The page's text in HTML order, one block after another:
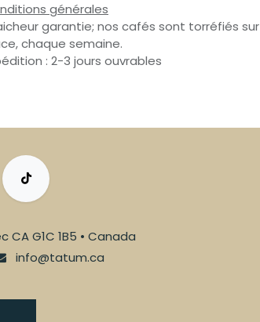
générales
garantie; nos cafés sont torréfiés sur
chaque semaine.
: 2-3 jours ouvrables
CA G1C 1B5 • Canada
info@tatum.ca